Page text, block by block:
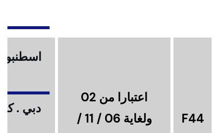
F44
اعتبارا من 02
ولغاية 06 / 11 /
دبي .